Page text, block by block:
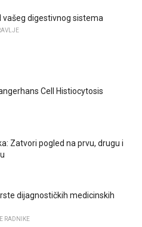
vašeg digestivnog sistema
Cell Histiocytosis
Zatvori pogled na prvu, drugu i
dijagnostičkih medicinskih
RADNIKE